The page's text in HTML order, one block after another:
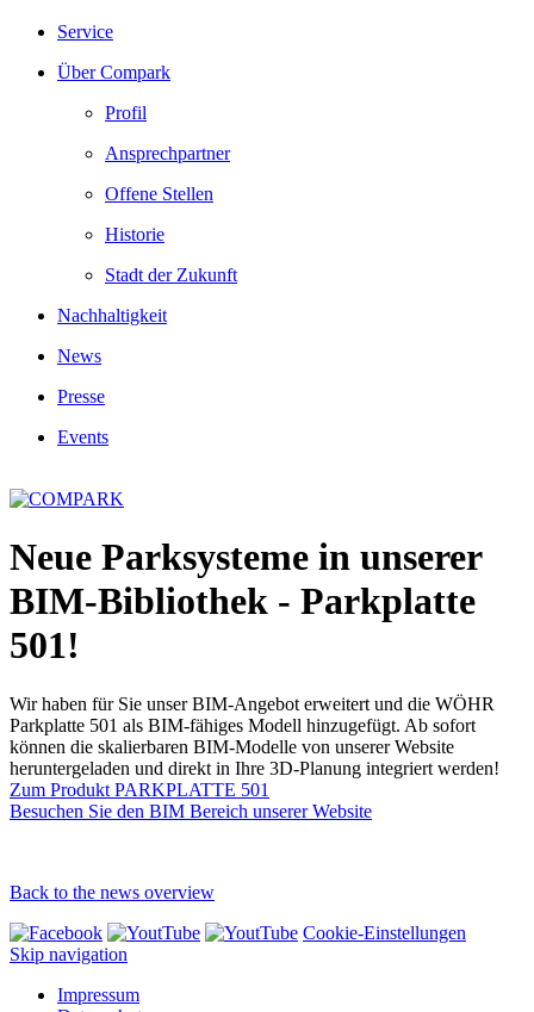
Service
Über Compark
Profil
Ansprechpartner
Offene Stellen
Historie
Stadt der Zukunft
Nachhaltigkeit
News
Presse
Events
Neue Parksysteme in unserer
BIM-Bibliothek - Parkplatte
501!
Wir haben für Sie unser BIM-Angebot erweitert und die WÖHR
Parkplatte 501 als BIM-fähiges Modell hinzugefügt. Ab sofort
können die skalierbaren BIM-Modelle von unserer Website
heruntergeladen und direkt in Ihre 3D-Planung integriert werden!
Zum Produkt PARKPLATTE 501
Besuchen Sie den BIM Bereich unserer Website
Back to the news overview
Cookie-Einstellungen
Skip navigation
Impressum